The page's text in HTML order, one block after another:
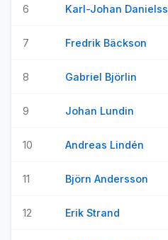
6 Karl-Johan
7 Fredrik Bäckson
8 Gabriel Björlin
9 Johan Lundin
10 Andreas Lindén
11 Björn Andersson
12 Erik Strand